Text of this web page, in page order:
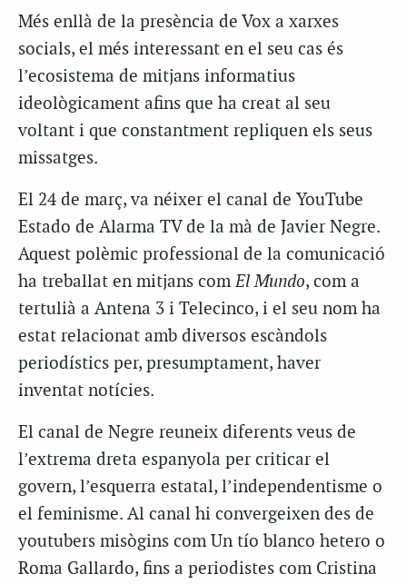
Més enllà de la presència de Vox a xarxes
socials, el més interessant en el seu cas és
l’ecosistema de mitjans informatius
ideològicament afins que ha creat al seu
voltant i que constantment repliquen els seus
missatges.
El 24 de març, va néixer el canal de YouTube
Estado de Alarma TV de la mà de Javier Negre.
Aquest polèmic professional de la comunicació
ha treballat en mitjans comEl Mundo, com a
tertulià a Antena 3 i Telecinco, i el seu nom ha
estat relacionat amb diversos escàndols
periodístics per, presumptament, haver
inventat notícies.
El canal de Negre reuneix diferents veus de
l’extrema dreta espanyola per criticar el
govern, l’esquerra estatal, l’independentisme o
el feminisme. Al canal hi convergeixen des de
youtubers misògins com Un tío blanco hetero o
Roma Gallardo, fins a periodistes com Cristina